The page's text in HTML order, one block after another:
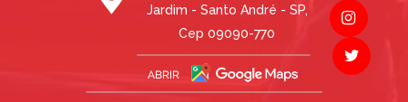
Jardim - Santo André - SP,
Cep 09090-770